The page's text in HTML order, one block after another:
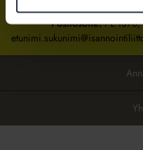
Isännöintiliiton toimisto
Postiosoite:PL